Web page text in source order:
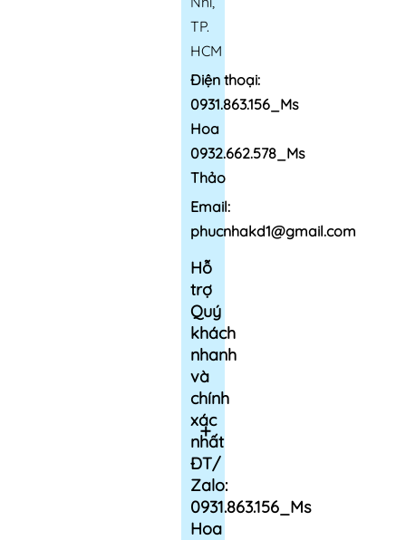
TP.
HCM
Điện thoại:
0931.863.156_Ms
Hoa
0932.662.578_Ms
Thảo
Email:
phucnhakd1@gmail.com
Hỗ
trợ
Quý
khách
nhanh
và
chính
xác
nhất
ĐT/
Zalo:
0931.863.156_Ms
Hoa